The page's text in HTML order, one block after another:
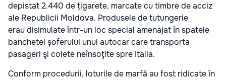
depistat 2.440 de țigarete, marcate cu timbre de acciz
ale Republicii Moldova. Produsele de tutungerie
erau disimulate într-un loc special amenajat în spatele
banchetei șoferului unui autocar care transporta
pasageri şi colete neînsoţite spre Italia.
Conform procedurii, loturile de marfă au fost ridicate în